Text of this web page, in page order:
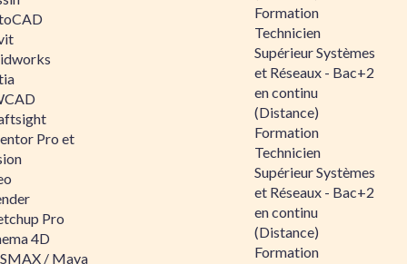
Pro et
Pro
4D
/ Maya
Formation
Technicien
Supérieur Systèmes
et Réseaux - Bac+2
en continu
(Distance)
Formation
Technicien
Supérieur Systèmes
et Réseaux - Bac+2
en continu
(Distance)
Formation